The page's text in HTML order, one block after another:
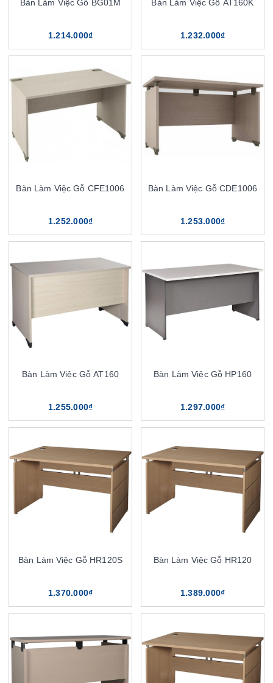
Bàn Làm Việc Gỗ BG01M
1.214.000₫
Bàn Làm Việc Gỗ AT160K
1.232.000₫
Bàn Làm Việc Gỗ CFE1006
1.252.000₫
Bàn Làm Việc Gỗ CDE1006
1.253.000₫
Bàn Làm Việc Gỗ AT160
1.255.000₫
Bàn Làm Việc Gỗ HP160
1.297.000₫
Bàn Làm Việc Gỗ HR120S
1.370.000₫
Bàn Làm Việc Gỗ HR120
1.389.000₫